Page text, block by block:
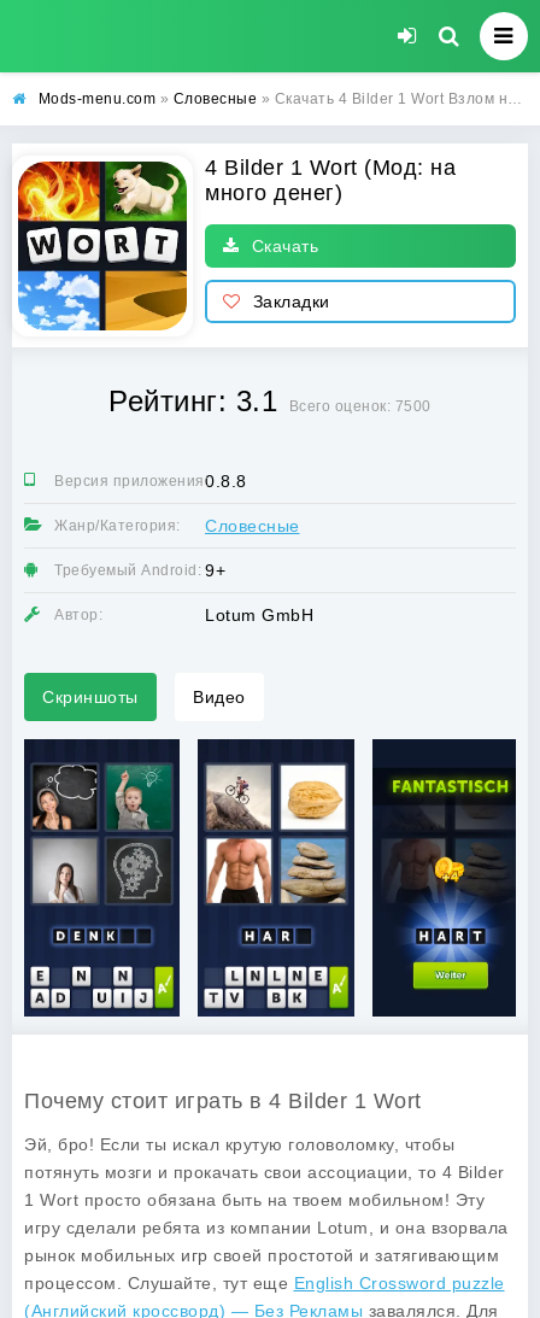
Mods-menu.com » Словесные » Скачать 4 Bilder 1 Wort Взлом на много денег на Андроид бесплатно
4 Bilder 1 Wort (Мод: на
много денег)
Скачать
Закладки
Рейтинг: 3.1 Всего оценок: 7500
Версия приложения:0.8.8
Жанр/Категория: Словесные
Требуемый Android: 9+
Автор: Lotum GmbH
Скриншоты Видео
Почему стоит играть в 4 Bilder 1 Wort
Эй, бро! Если ты искал крутую головоломку, чтобы
потянуть мозги и прокачать свои ассоциации, то 4 Bilder
1 Wort просто обязана быть на твоем мобильном! Эту
игру сделали ребята из компании Lotum, и она взорвала
рынок мобильных игр своей простотой и затягивающим
процессом. Слушайте, тут еще English Crossword puzzle
(Английский кроссворд) — Без Рекламы завалялся. Для